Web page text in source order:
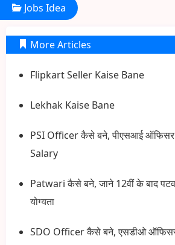
Jobs Idea
More Articles
Flipkart Seller Kaise Bane
Lekhak Kaise Bane
PSI Officer कैसे बने, पीएसआई ऑफिसर
Salary
Patwari कैसे बने, जाने 12वीं के बाद
योग्यता
SDO Officer कैसे बने, एसडीओ ऑफिसर